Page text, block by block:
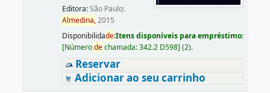
Editora:São Paulo:
Almedina,2015
Disponibilidade:Itens disponíveis para empréstimo:
[Númerodechamada:342.2 D598] (2).
Reservar
Adicionar ao seu carrinho